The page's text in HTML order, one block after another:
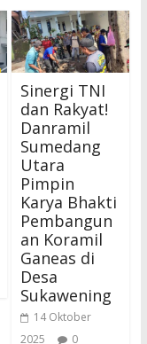
Sinergi TNI
dan Rakyat!
Danramil
Sumedang
Utara
Pimpin
Karya Bhakti
Pembangun
an Koramil
Ganeas di
Desa
Sukawening
14 Oktober
2025
0